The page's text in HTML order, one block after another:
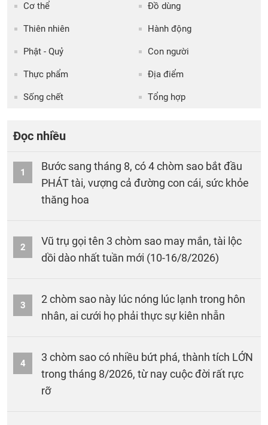
Cơ thể Đồ dùng
Thiên nhiên Hành động
Phật - Quỷ Con người
Thực phẩm Địa điểm
Sống chết Tổng hợp
Đọc nhiều
1
Bước sang tháng 8, có 4 chòm sao bắt đầu
PHÁT tài, vượng cả đường con cái, sức khỏe
thăng hoa
2
Vũ trụ gọi tên 3 chòm sao may mắn, tài lộc
dồi dào nhất tuần mới (10-16/8/2026)
3
2 chòm sao này lúc nóng lúc lạnh trong hôn
nhân, ai cưới họ phải thực sự kiên nhẫn
4
3 chòm sao có nhiều bứt phá, thành tích LỚN
trong tháng 8/2026, từ nay cuộc đời rất rực
rỡ